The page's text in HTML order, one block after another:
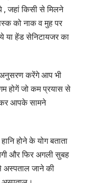
है
कालज्ञ
ज्योतिर्विद
शर्मा
जी।
, जहां किसी से मिलने
को नाक व मुह पर
या हेंड सेनिटायजर का
करेंगे आप भी
होगें जो कम प्रयास से
आपके सामने
होने के योग बताता
और फिर अगली सुबह
अस्पताल जाने की